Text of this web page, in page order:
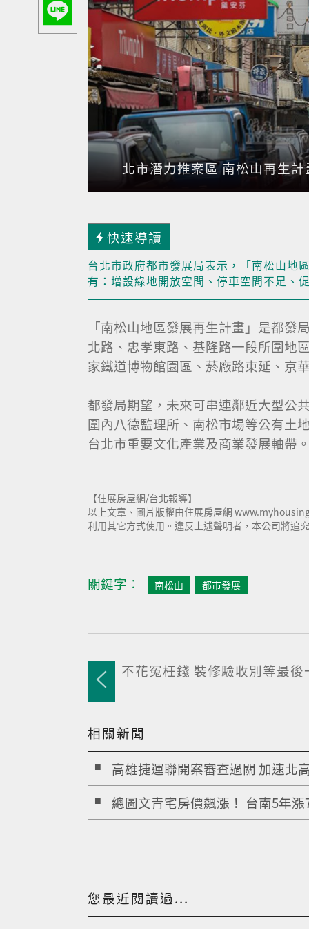
北市潛力推案區 南松山再生
快速導讀
台北市政府都市發展局表示，「南松山地
有：增設綠地開放空間、停車空間不足、
「南松山地區發展再生計畫」是都
北路、忠孝東路、基隆路一段所圍地
家鐵道博物館園區、菸廠路東延、京
都發局期望，未來可串連鄰近大型公
圍內八德監理所、南松市場等公有土
台北市重要文化產業及商業發展軸帶
【住展房屋網/台北報導】
以上文章、圖片版權由住展房屋網
利用其它方式使用。違反上述聲明者，本公司將追
關鍵字︰ 南松山 都市發展
不花冤枉錢 裝修驗收別等最後
相關新聞
高雄捷運聯開案審查過關 加速北
總圖文青宅房價飆漲！ 台南5年漲
您最近閱讀過...